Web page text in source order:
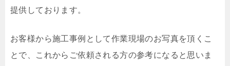
提供しております。
お客様から施工事例として作業現場のお写真を頂くこ
とで、これからご依頼される方の参考になると思いま